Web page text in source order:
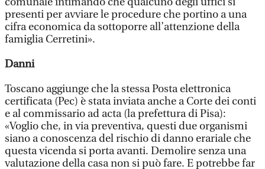
presenti per avviare le procedure che portino a una
cifra economica da sottoporre all’attenzione della
famiglia Cerretini».
Danni
Toscano aggiunge che la stessa Posta elettronica
certificata (Pec) è stata inviata anche a Corte dei conti
e al commissario ad acta (la prefettura di Pisa):
«Voglio che, in via preventiva, questi due organismi
siano a conoscenza del rischio di danno erariale che
questa vicenda si porta avanti. Demolire senza una
valutazione della casa non si può fare. E potrebbe far